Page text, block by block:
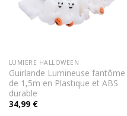
LUMIERE HALLOWEEN
Guirlande Lumineuse fantôme
de 1,5m en Plastique et ABS
durable
34,99 €